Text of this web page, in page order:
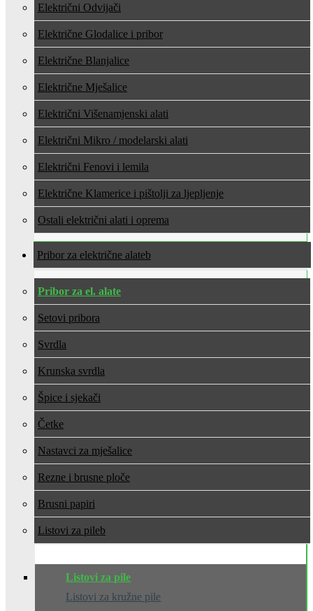
Električni Odvijači
Električne Glodalice i pribor
Električne Blanjalice
Električne Mješalice
Električni Višenamjenski alati
Električni Mikro / modelarski alati
Električni Fenovi i lemila
Električne Klamerice i pištolji za ljepljenje
Ostali električni alati i oprema
Pribor za električne alate
Pribor za el. alate
Setovi pribora
Svrdla
Krunska svrdla
Špice i sjekači
Četke
Nastavci za mješalice
Rezne i brusne ploče
Brusni papiri
Listovi za pile
Listovi za pile
Listovi za kružne pile